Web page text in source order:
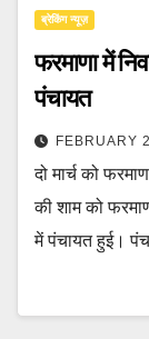
ब्रेकिंग न्यूज़
फरमाणा में
पंचायत
FEBRUARY
दो मार्च को
की शाम को
में पंचायत हुई।